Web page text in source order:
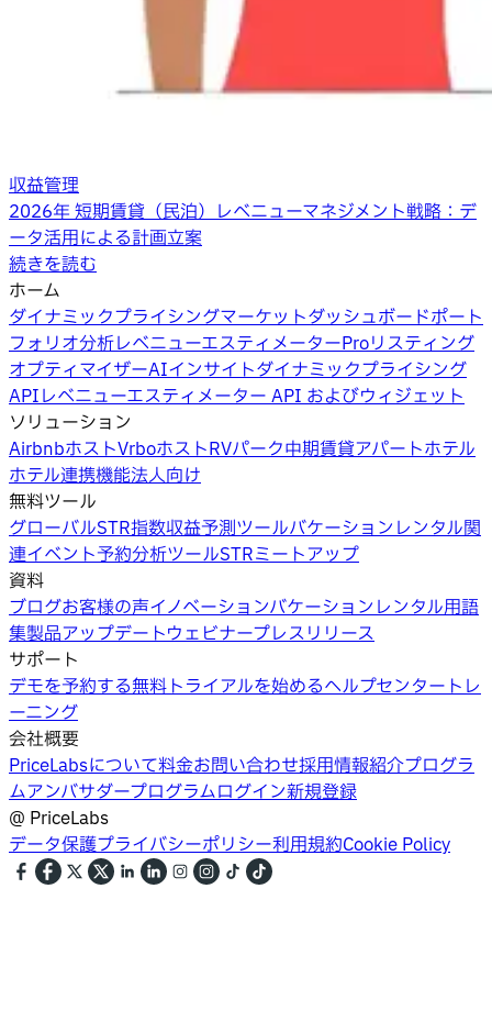
収益管理
2026年 短期賃貸（民泊）レベニューマネジメント戦略：デ
ータ活用による計画立案
続きを読む
ホーム
ダイナミックプライシングマーケットダッシュボードポート
フォリオ分析レベニューエスティメーターProリスティング
オプティマイザーAIインサイトダイナミックプライシング
APIレベニューエスティメーター API およびウィジェット
ソリューション
AirbnbホストVrboホストRVパーク中期賃貸アパートホテル
ホテル連携機能法人向け
無料ツール
グローバルSTR指数収益予測ツールバケーションレンタル関
連イベント予約分析ツールSTRミートアップ
資料
ブログお客様の声イノベーションバケーションレンタル用語
集製品アップデートウェビナープレスリリース
サポート
デモを予約する無料トライアルを始めるヘルプセンタートレ
ーニング
会社概要
PriceLabsについて料金お問い合わせ採用情報紹介プログラ
ムアンバサダープログラムログイン新規登録
@ PriceLabs
データ保護プライバシーポリシー利用規約Cookie Policy